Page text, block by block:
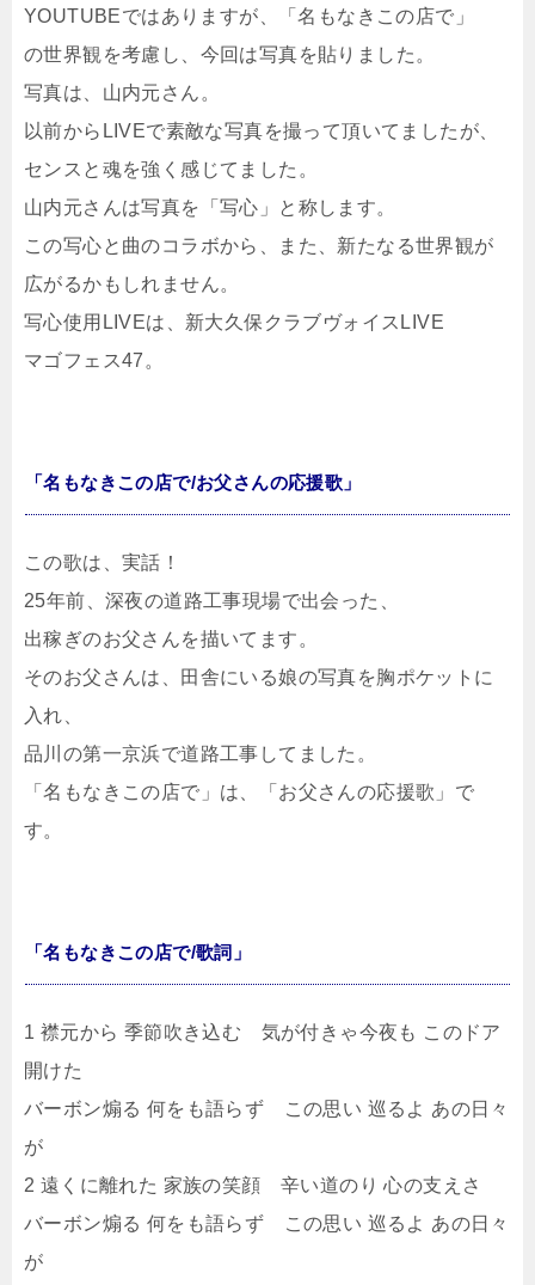
YOUTUBEではありますが、「名もなきこの店で」
の世界観を考慮し、今回は写真を貼りました。
写真は、山内元さん。
以前からLIVEで素敵な写真を撮って頂いてましたが、
センスと魂を強く感じてました。
山内元さんは写真を「写心」と称します。
この写心と曲のコラボから、また、新たなる世界観が
広がるかもしれません。
写心使用LIVEは、新大久保クラブヴォイスLIVE
マゴフェス47。
「名もなきこの店で/お父さんの応援歌」
この歌は、実話！
25年前、深夜の道路工事現場で出会った、
出稼ぎのお父さんを描いてます。
そのお父さんは、田舎にいる娘の写真を胸ポケットに
入れ、
品川の第一京浜で道路工事してました。
「名もなきこの店で」は、「お父さんの応援歌」で
す。
「名もなきこの店で/歌詞」
1 襟元から 季節吹き込む 気が付きゃ今夜も このドア
開けた
バーボン煽る 何をも語らず この思い 巡るよ あの日々
が
2 遠くに離れた 家族の笑顔 辛い道のり 心の支えさ
バーボン煽る 何をも語らず この思い 巡るよ あの日々
が